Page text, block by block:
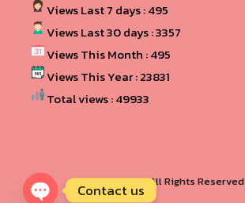
Views Last 7 days : 495
Views Last 30 days : 3357
Views This Month : 495
Views This Year : 23831
Total views : 49933
© 2024, All Rights Reserved
Contact us